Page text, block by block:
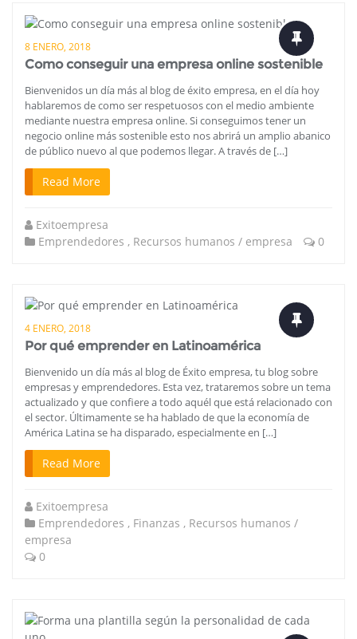
8 ENERO, 2018
Como conseguir una empresa online sostenible
Bienvenidos un día más al blog de éxito empresa, en el día hoy
hablaremos de como ser respetuosos con el medio ambiente
mediante nuestra empresa online. Si conseguimos tener un
negocio online más sostenible esto nos abrirá un amplio abanico
de público nuevo al que podemos llegar. A través de […]
Read More
Exitoempresa
Emprendedores , Recursos humanos / empresa 0
4 ENERO, 2018
Por qué emprender en Latinoamérica
Bienvenido un día más al blog de Éxito empresa, tu blog sobre
empresas y emprendedores. Esta vez, trataremos sobre un tema
actualizado y que confiere a todo aquél que está relacionado con
el sector. Últimamente se ha hablado de que la economía de
América Latina se ha disparado, especialmente en […]
Read More
Exitoempresa
Emprendedores , Finanzas , Recursos humanos /
empresa
0